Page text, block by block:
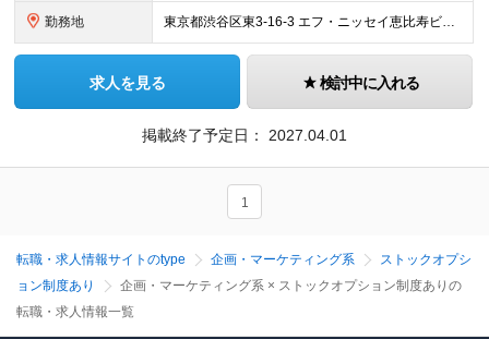
勤務地 東京都渋谷区東3-16-3 エフ・ニッセイ恵比寿ビル8階 ※(変更の範囲)上記を除く当社関連勤務地
求人を見る 検討中に入れる
掲載終了予定日： 2027.04.01
1
転職・求人情報サイトのtype 企画・マーケティング系
ストックオプシ
ョン制度あり
企画・マーケティング系 × ストックオプション制度ありの
転職・求人情報一覧